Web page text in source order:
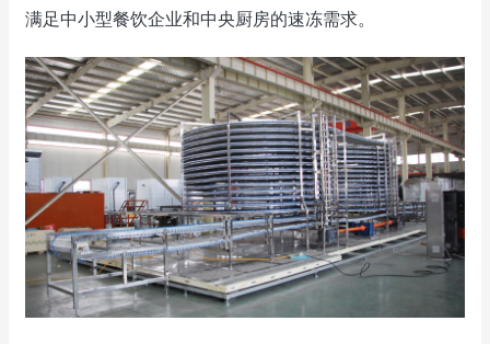
满足中小型餐饮企业和中央厨房的速冻需求。